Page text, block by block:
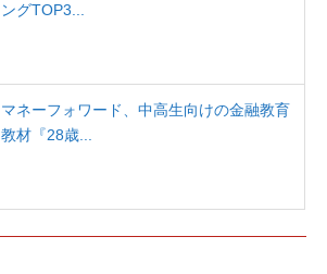
ングTOP3...
マネーフォワード、中高生向けの金融教育
教材『28歳...